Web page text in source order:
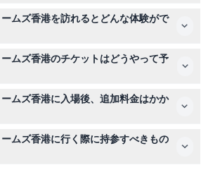
ームズ香港のチケットは返金不可でキャン
め、予約前に日付と時間をよくご確認く
ムズ香港を訪れるとどんな体験がで
ク映像、4Dインタラクティブライド、そ
ボードゲームを基にした限定グッズな
ポリーテーマゾーンをお楽しみいただけ
ムズ香港のチケットはどうやって予
トで簡単にチケットをオンライン予約で
望の日時を選択できます。
ムズ香港に入場後、追加料金はかか
全ての体験にアクセスできますが、飲食や
的な費用は含まれていません。
ムズ香港に行く際に持参すべきもの